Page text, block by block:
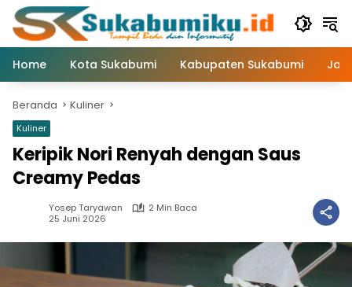
Langsung
konten
Home
Kota Sukabumi Kabupaten Sukabumi
Beranda Kuliner
Kuliner
Keripik Nori Renyah dengan Saus
Creamy Pedas
Yosep Taryawan
2 Min Baca
25 Juni 2026